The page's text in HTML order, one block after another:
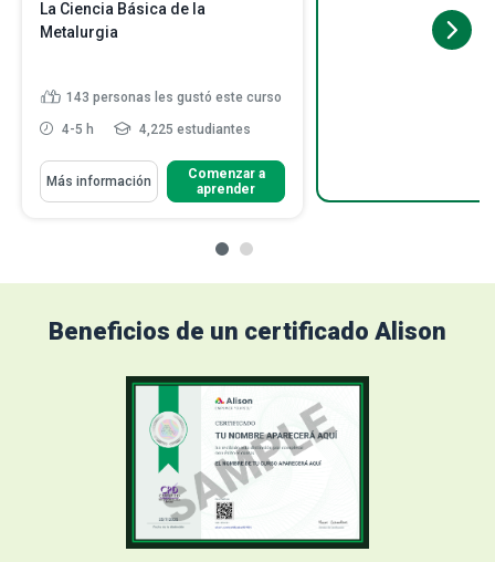
La Ciencia Básica de la
Metalurgia
143 personas les gustó este curso
4-5 h 4,225 estudiantes
Más información
Comenzar a
aprender
Beneficios de un certificado Alison